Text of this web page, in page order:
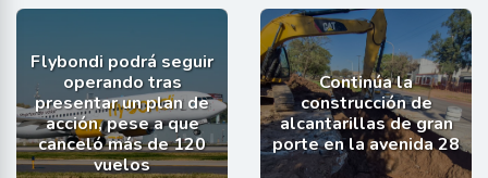
Flybondi podrá seguir
operando tras
presentar un plan de
acción, pese a que
canceló más de 120
vuelos
Continúa la
construcción de
alcantarillas de gran
porte en la avenida 28